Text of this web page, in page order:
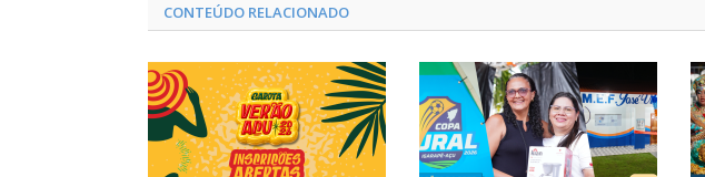
CONTEÚDO RELACIONADO